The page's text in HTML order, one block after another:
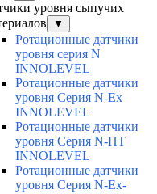
уровня сыпучих
▼
Ротационные датчики
уровня серия N
INNOLEVEL
Ротационные датчики
уровня Серия N-Ex
INNOLEVEL
Ротационные датчики
уровня Серия N-HT
INNOLEVEL
Ротационные датчики
уровня Серия N-Ex-